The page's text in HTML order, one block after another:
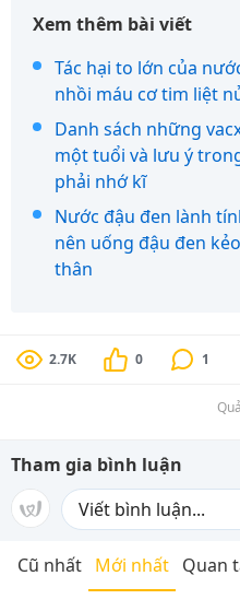
Xem thêm bài viết
Tác hại to lớn của
nhồi máu cơ tim liệt
Danh sách những
một tuổi và lưu ý
phải nhớ kĩ
Nước đậu đen lành
nên uống đậu đen
thân
2.7K 0 1
Tham gia bình luận
Cũ nhất Mới nhất Quan